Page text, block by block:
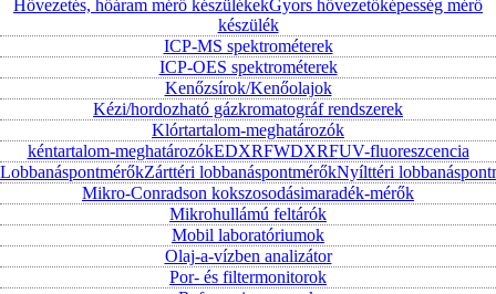
Hővezetés, hőáram mérő készülékekGyors hővezetőképesség mérő
készülék
ICP-MS spektrométerek
ICP-OES spektrométerek
Kenőzsírok/Kenőolajok
Kézi/hordozható gázkromatográf rendszerek
Klórtartalom-meghatározók
kéntartalom-meghatározókEDXRFWDXRFUV-fluoreszcencia
LobbanáspontmérőkZárttéri lobbanáspontmérőkNyílttéri
Mikro-Conradson kokszosodásimaradék-mérők
Mikrohullámú feltárók
Mobil laboratóriumok
Olaj-a-vízben analizátor
Por- és filtermonitorok